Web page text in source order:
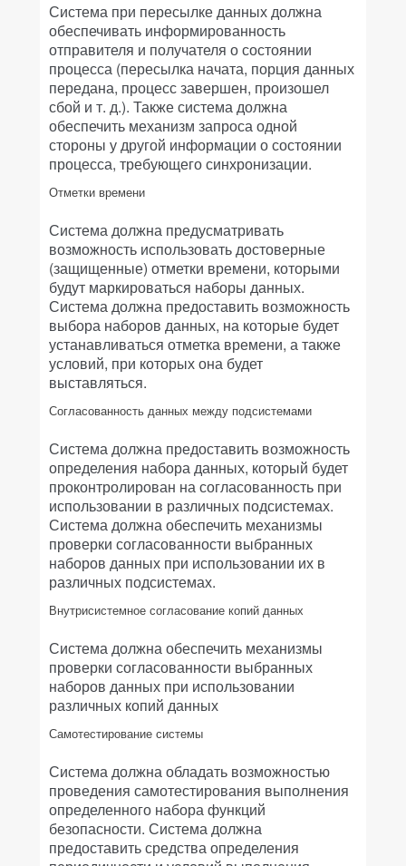
Система при пересылке данных должна
обеспечивать информированность
отправителя и получателя о состоянии
процесса (пересылка начата, порция данных
передана, процесс завершен, произошел
сбой и т. д.). Также система должна
обеспечить механизм запроса одной
стороны у другой информации о состоянии
процесса, требующего синхронизации.
Отметки времени
Система должна предусматривать
возможность использовать достоверные
(защищенные) отметки времени, которыми
будут маркироваться наборы данных.
Система должна предоставить возможность
выбора наборов данных, на которые будет
устанавливаться отметка времени, а также
условий, при которых она будет
выставляться.
Согласованность данных между подсистемами
Система должна предоставить возможность
определения набора данных, который будет
проконтролирован на согласованность при
использовании в различных подсистемах.
Система должна обеспечить механизмы
проверки согласованности выбранных
наборов данных при использовании их в
различных подсистемах.
Внутрисистемное согласование копий данных
Система должна обеспечить механизмы
проверки согласованности выбранных
наборов данных при использовании
различных копий данных
Самотестирование системы
Система должна обладать возможностью
проведения самотестирования выполнения
определенного набора функций
безопасности. Система должна
предоставить средства определения